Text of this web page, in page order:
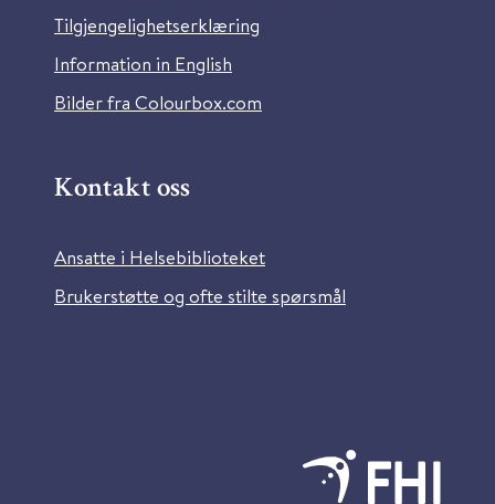
Tilgjengelighetserklæring
Information in English
Bilder fra Colourbox.com
Kontakt oss
Ansatte i Helsebiblioteket
Brukerstøtte og ofte stilte spørsmål